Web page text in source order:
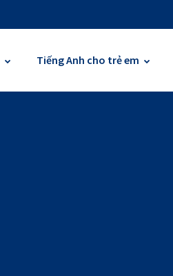
Tiếng Anh cho trẻ em